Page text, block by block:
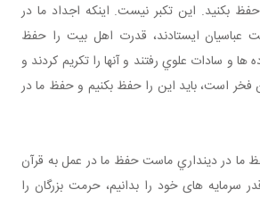
بکنيد. اين تکبر نيست. اینکه اجداد ما در
عباسیان ایستادند، قدرت اهل بیت را حفظ
ها و سادات علوي رفتند و آنها را تکريم کردند و
فخر است، بايد اين را حفظ بکنيم و حفظ ما در
ما در دينداري ماست حفظ ما در عمل به قرآن
سرمايه های خود را بدانیم، حرمت بزرگان را